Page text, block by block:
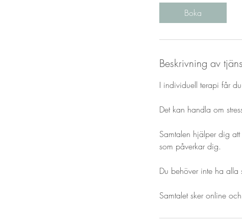
Boka
Beskrivning av
I individuell terapi får
Det kan handla om
Samtalen hjälper dig
som påverkar dig.
Du behöver inte ha
Samtalet sker online